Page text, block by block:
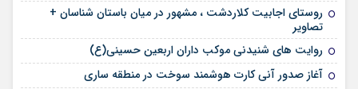
روستای اجابیت کلاردشت ، مشهور در میان باستان شناسان +
تصاویر
روایت های شنیدنی موکب داران اربعین حسینی(ع)
آغاز صدور آنی کارت هوشمند سوخت در منطقه ساری